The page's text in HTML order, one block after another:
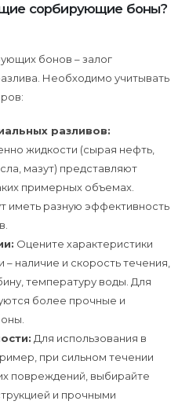
сорбирующие боны?
бонов – залог
Необходимо учитывать
разливов:
жидкости (сырая нефть,
мазут) представляют
примерных объемах.
иметь разную эффективность
Оцените характеристики
наличие и скорость течения,
температуру воды. Для
более прочные и
Для использования в
при сильном течении
повреждений, выбирайте
и прочными